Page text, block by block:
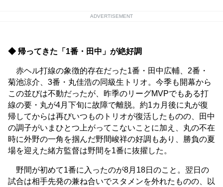
ADVERTISEMENT
◆ 帰ってきた「1番・田中」が絶好調
赤ヘル打線の象徴的存在だった1番・田中広輔、2番・
菊池涼介、3番・丸佳浩の同級生トリオ。今季も開幕から
この並びは不動だったが、昨季のリーグMVPでもある打
線の要・丸が4月下旬に故障で離脱。約1カ月後に丸が復
帰してからは再びいつものトリオが復活したものの、田中
の調子がいまひとつ上がってこないことに加え、丸の不在
時に外野の一角を掴んだ野間峻祥の好調もあり、勝負の夏
場を迎えた緒方監督は野間を1番に抜擢した。
野間が初めて1番に入ったのが8月18日のこと。翌日の
試合は相手先発の兼ね合いでスタメンを外れたものの、以